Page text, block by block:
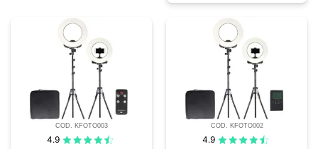
COD. KFOTO003
4.9
COD. KFOTO002
4.9